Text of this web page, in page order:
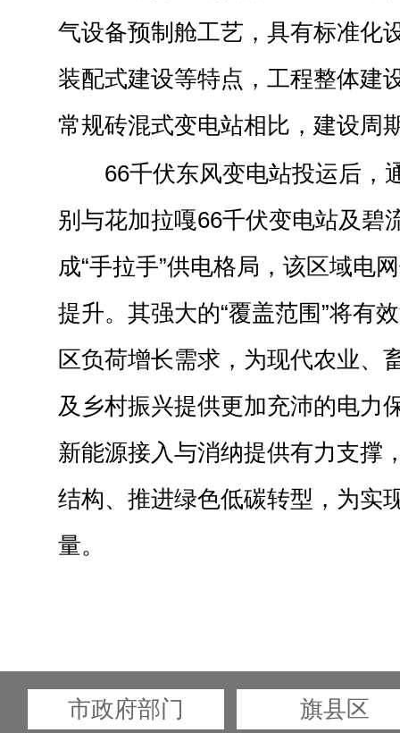
气设备预制舱工艺，具有标准化
装配式建设等特点，工程整体建
常规砖混式变电站相比，建设周
66千伏东风变电站投运后，
别与花加拉嘎66千伏变电站及碧
成“手拉手”供电格局，该区域电
提升。其强大的“覆盖范围”将有
区负荷增长需求，为现代农业、
及乡村振兴提供更加充沛的电力
新能源接入与消纳提供有力支撑
结构、推进绿色低碳转型，为实
量。
市政府部门 旗县区